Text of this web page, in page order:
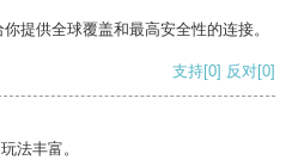
提供全球覆盖和最高安全性的连接。
支持[0] 反对[0]
法丰富。